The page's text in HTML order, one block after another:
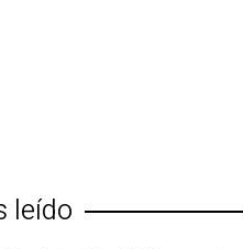
leído